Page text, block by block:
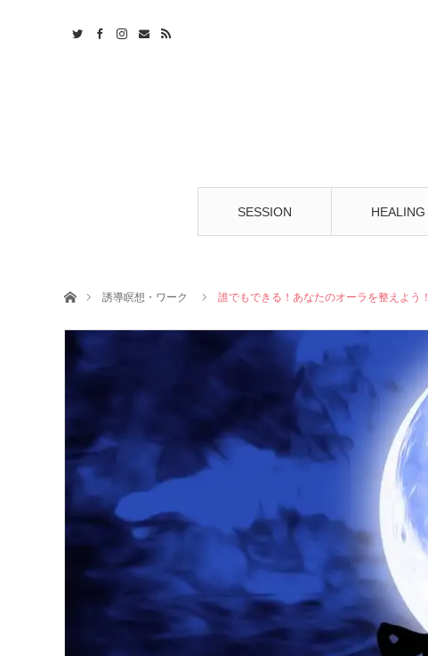
SESSION HEALING
ホーム誘導瞑想・ワーク 誰でもできる！あなたのオーラを整えよう！